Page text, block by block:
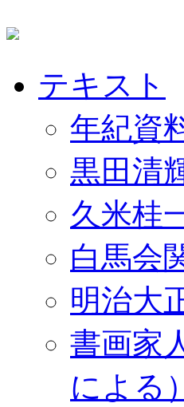
テキスト
年紀資
黒田清
久米桂
白馬会
明治大
書画家
による）